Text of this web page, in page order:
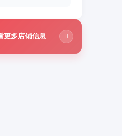
更多店铺信息